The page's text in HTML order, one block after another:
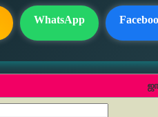
WhatsApp